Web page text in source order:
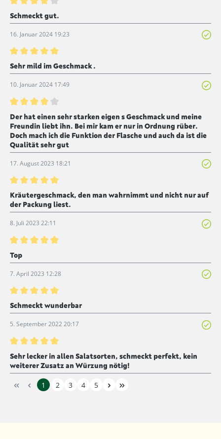
Bewertung mit 4 von 5 Sternen
Schmeckt gut.
16. Januar 2024 19:23
Bewertung mit 5 von 5 Sternen
Sehr mild im Geschmack .
10. Januar 2024 17:49
Bewertung mit 4 von 5 Sternen
Der hat einen sehr starken eigen s Geschmack und meine
Freundin liebt ihn. Bei mir kam er nur in Ordnung rüber.
Doch mach ich die Funktion der Flasche und auch da ist die
Qualität sehr gut
17. August 2023 18:21
Bewertung mit 5 von 5 Sternen
Kräutergeschmack, den man wahrnimmt und nicht nur auf
der Packung liest.
8. Juli 2023 22:11
Bewertung mit 5 von 5 Sternen
Top
7. April 2023 12:28
Bewertung mit 5 von 5 Sternen
Schmeckt wunderbar
5. September 2022 20:17
Bewertung mit 5 von 5 Sternen
Sehr lecker in allen Salatsorten, schmeckt perfekt, kein
weiterer Zusatz an Würzung nötig!
1 2 3 4 5